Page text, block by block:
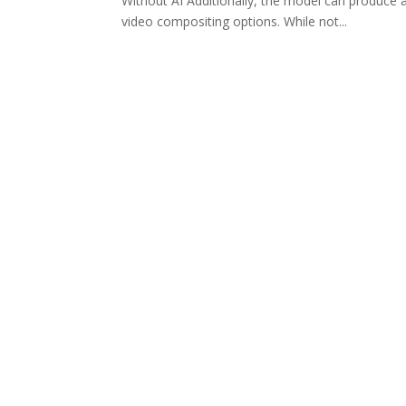
video compositing options. While not...